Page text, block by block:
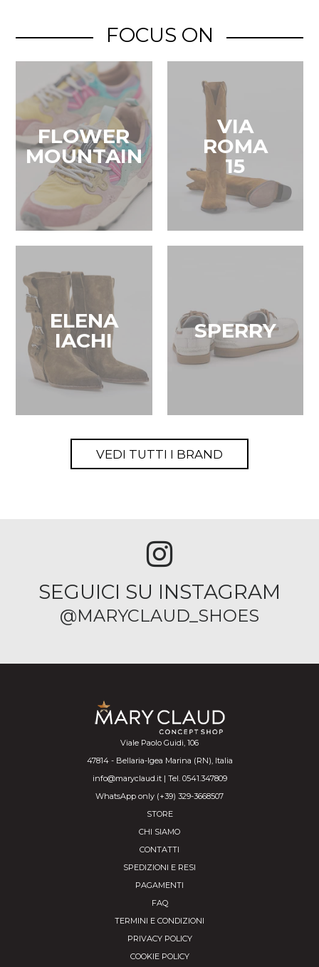
FOCUS ON
FLOWER
MOUNTAIN
VIA
ROMA
15
ELENA
IACHI
SPERRY
VEDI TUTTI I BRAND
SEGUICI SU INSTAGRAM
@MARYCLAUD_SHOES
Viale Paolo Guidi, 106
47814 - Bellaria-Igea Marina (RN), Italia
info@maryclaud.it | Tel. 0541.347809
WhatsApp only (+39) 329-3668507
STORE
CHI SIAMO
CONTATTI
SPEDIZIONI E RESI
PAGAMENTI
FAQ
TERMINI E CONDIZIONI
PRIVACY POLICY
COOKIE POLICY